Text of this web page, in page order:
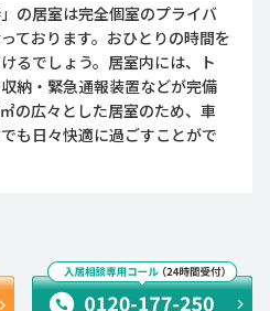
の居室は完全個室のプライバ
ております。おひとりの時間を
るでしょう。居室内には、ト
納・緊急通報装置などが完備
の広々とした居室のため、車
も日々快適に過ごすことがで